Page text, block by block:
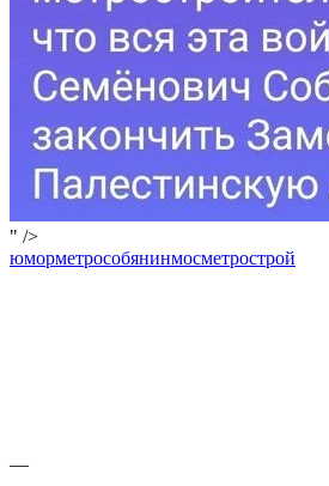
" />
юморметрособянинмосметрострой
—